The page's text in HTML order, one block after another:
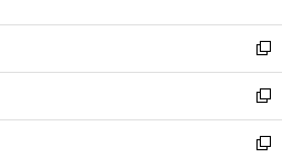
開
く
ウ
で
開
く
ン
ド
ウ
で
開
く
ウ
ィ
ン
ド
ウ
で
新
し
い
ウ
ィ
新
し
い
新